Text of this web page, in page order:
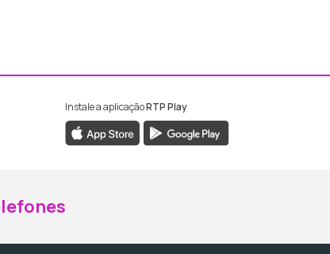
da RTP Madeira
da RTP Madeira
Instale a aplicaçãoRTP Play